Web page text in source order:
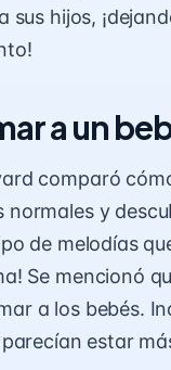
sus hijos,
!
a un
comparó
normales y
de melodías
Se mencionó
a los bebés.
estar